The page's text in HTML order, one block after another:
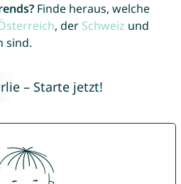
Finde heraus, welche
, der Schweiz und
sind.
– Starte jetzt!